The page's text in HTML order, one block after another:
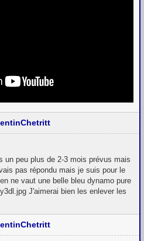
un peu plus de 2-3 mois prévus mais
pas répondu mais je suis pour le
ne vaut une belle bleu dynamo pure
J'aimerai bien les enlever les